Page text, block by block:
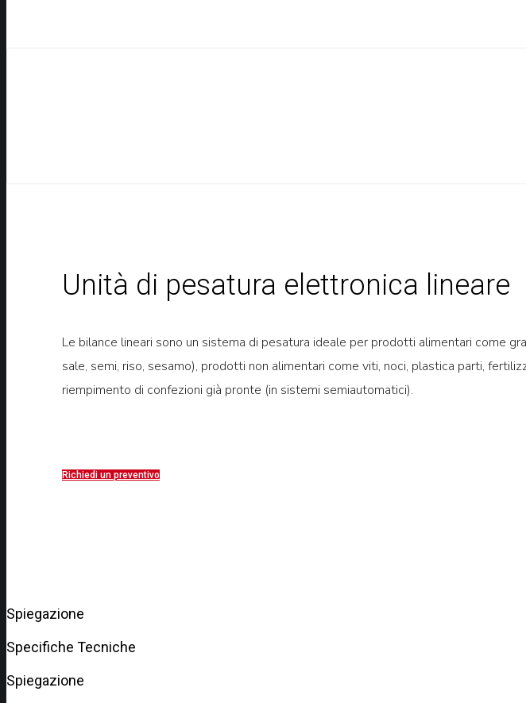
Unità di pesatura elettronica lineare
Le bilance lineari sono un sistema di pesatura ideale per prodotti alimentari come
sale, semi, riso, sesamo), prodotti non alimentari come viti, noci, plastica parti,
riempimento di confezioni già pronte (in sistemi semiautomatici).
Richiedi un preventivo
Spiegazione
Specifiche Tecniche
Spiegazione